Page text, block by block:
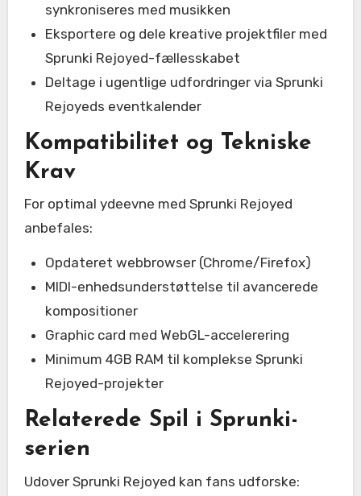
synkroniseres med musikken
Eksportere og dele kreative projektfiler med
Sprunki Rejoyed-fællesskabet
Deltage i ugentlige udfordringer via Sprunki
Rejoyeds eventkalender
Kompatibilitet og Tekniske
Krav
For optimal ydeevne med Sprunki Rejoyed
anbefales:
Opdateret webbrowser (Chrome/Firefox)
MIDI-enhedsunderstøttelse til avancerede
kompositioner
Graphic card med WebGL-accelerering
Minimum 4GB RAM til komplekse Sprunki
Rejoyed-projekter
Relaterede Spil i Sprunki-
serien
Udover Sprunki Rejoyed kan fans udforske: